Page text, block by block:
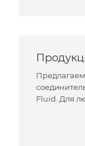
Fluid. Для